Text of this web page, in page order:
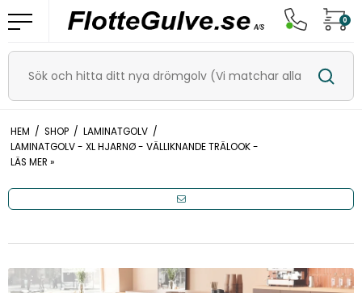
0
HEM / SHOP / LAMINATGOLV /
LAMINATGOLV - XL HJARNØ - VÄLLIKNANDE TRÄLOOK -
LÄS MER »